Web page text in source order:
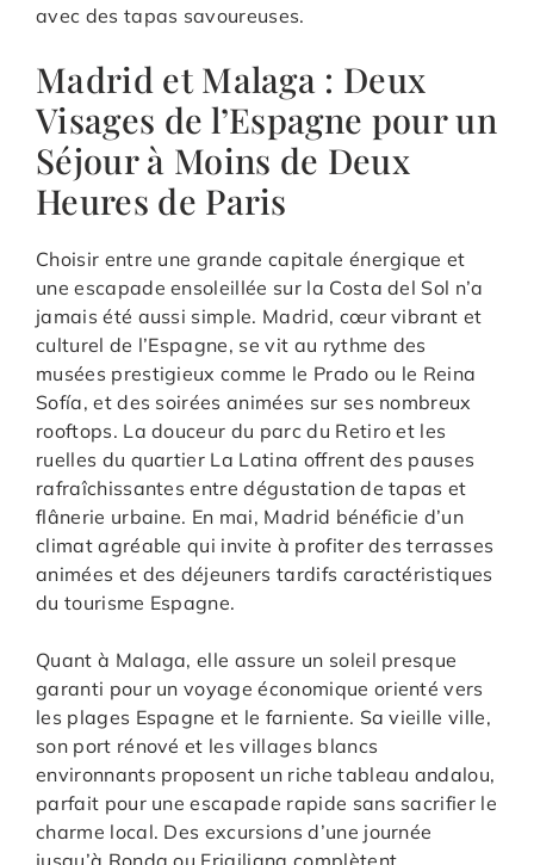
avec des tapas savoureuses.
Madrid et Malaga : Deux
Visages de l’Espagne pour un
Séjour à Moins de Deux
Heures de Paris
Choisir entre une grande capitale énergique et
une escapade ensoleillée sur la Costa del Sol n’a
jamais été aussi simple. Madrid, cœur vibrant et
culturel de l’Espagne, se vit au rythme des
musées prestigieux comme le Prado ou le Reina
Sofía, et des soirées animées sur ses nombreux
rooftops. La douceur du parc du Retiro et les
ruelles du quartier La Latina offrent des pauses
rafraîchissantes entre dégustation de tapas et
flânerie urbaine. En mai, Madrid bénéficie d’un
climat agréable qui invite à profiter des terrasses
animées et des déjeuners tardifs caractéristiques
du tourisme Espagne.
Quant à Malaga, elle assure un soleil presque
garanti pour un voyage économique orienté vers
les plages Espagne et le farniente. Sa vieille ville,
son port rénové et les villages blancs
environnants proposent un riche tableau andalou,
parfait pour une escapade rapide sans sacrifier le
charme local. Des excursions d’une journée
jusqu’à Ronda ou Frigiliana complètent